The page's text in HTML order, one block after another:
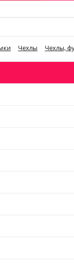
Чехлы Чехлы,